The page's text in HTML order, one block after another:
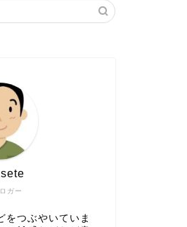
ガー
をつぶやいていま